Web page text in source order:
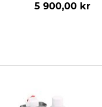
5 900,00 kr